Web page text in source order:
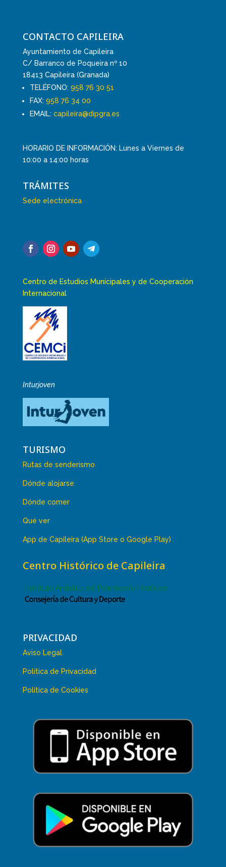
CONTACTO CAPILEIRA
Ayuntamiento de Capileira
C/ Barranco de Poqueira nº 10
18413 Capileira (Granada)
TELÉFONO: 958 76 30 51
FAX: 958 76 34 00
EMAIL: capileira@dipgra.es
HORARIO DE INFORMACIÓN: Lunes a Viernes de
10:00 a 14:00 horas
TRÁMITES
Sede electrónica
Centro de Estudios Municipales y de Cooperación
Internacional
Inturjoven
TURISMO
Rutas de senderismo
Dónde alojarse
Dónde comer
Qué ver
App de Capileira (App Store o Google Play)
Centro Histórico de Capileira
PRIVACIDAD
Aviso Legal
Política de Privacidad
Política de Cookies